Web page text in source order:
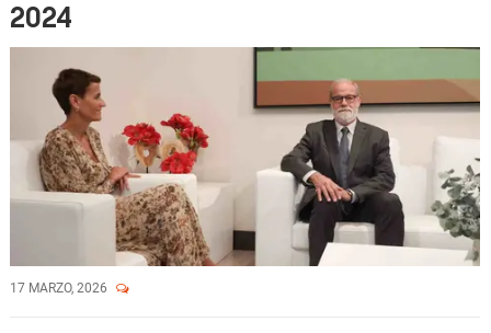
2024
17 MARZO, 2026